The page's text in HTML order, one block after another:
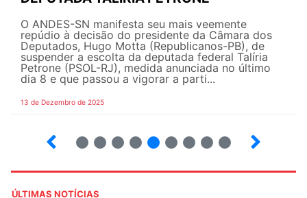
O ANDES-SN manifesta seu mais veemente
repúdio à decisão do presidente da Câmara dos
Deputados, Hugo Motta (Republicanos-PB), de
suspender a escolta da deputada federal Talíria
Petrone (PSOL-RJ), medida anunciada no último
dia 8 e que passou a vigorar a parti...
13 de Dezembro de 2025
ÚLTIMAS NOTÍCIAS